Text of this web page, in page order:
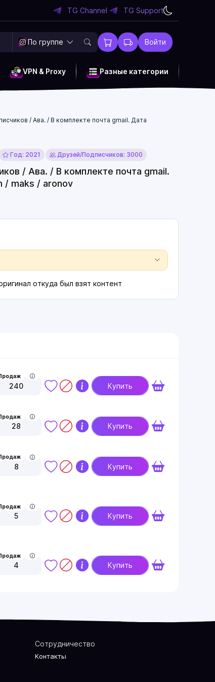
TG Channel TG Support
По группе Войти
VPN & Proxy Разные категории
/ Ава. / В комплекте почта gmail. Дата
Год: 2021 Друзей/Подписчиков: 3000
/ Ава. / В комплекте почта gmail.
/ maks / aronov
откуда был взят контент
240 Купить
28 Купить
8 Купить
5 Купить
4 Купить
Сотрудничество
Контакты